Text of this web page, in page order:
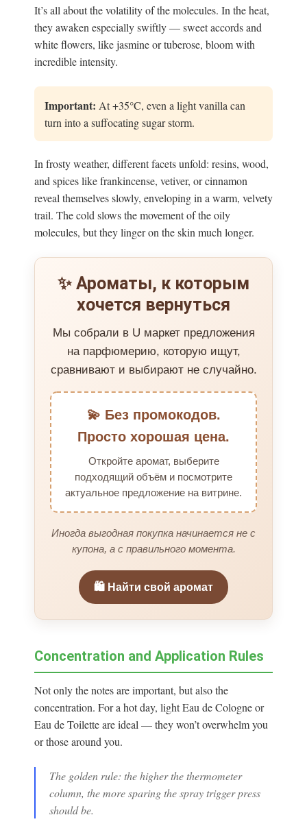
It’s all about the volatility of the molecules. In the heat,
they awaken especially swiftly — sweet accords and
white flowers, like jasmine or tuberose, bloom with
incredible intensity.
Important: At +35°C, even a light vanilla can
turn into a suffocating sugar storm.
In frosty weather, different facets unfold: resins, wood,
and spices like frankincense, vetiver, or cinnamon
reveal themselves slowly, enveloping in a warm, velvety
trail. The cold slows the movement of the oily
molecules, but they linger on the skin much longer.
✨ Ароматы, к которым
хочется вернуться
Мы собрали в U маркет предложения
на парфюмерию, которую ищут,
сравнивают и выбирают не случайно.
💫 Без промокодов.
Просто хорошая цена.
Откройте аромат, выберите
подходящий объём и посмотрите
актуальное предложение на витрине.
Иногда выгодная покупка начинается не с
купона, а с правильного момента.
🛍️ Найти свой аромат
Concentration and Application Rules
Not only the notes are important, but also the
concentration. For a hot day, light Eau de Cologne or
Eau de Toilette are ideal — they won’t overwhelm you
or those around you.
The golden rule: the higher the thermometer
column, the more sparing the spray trigger press
should be.